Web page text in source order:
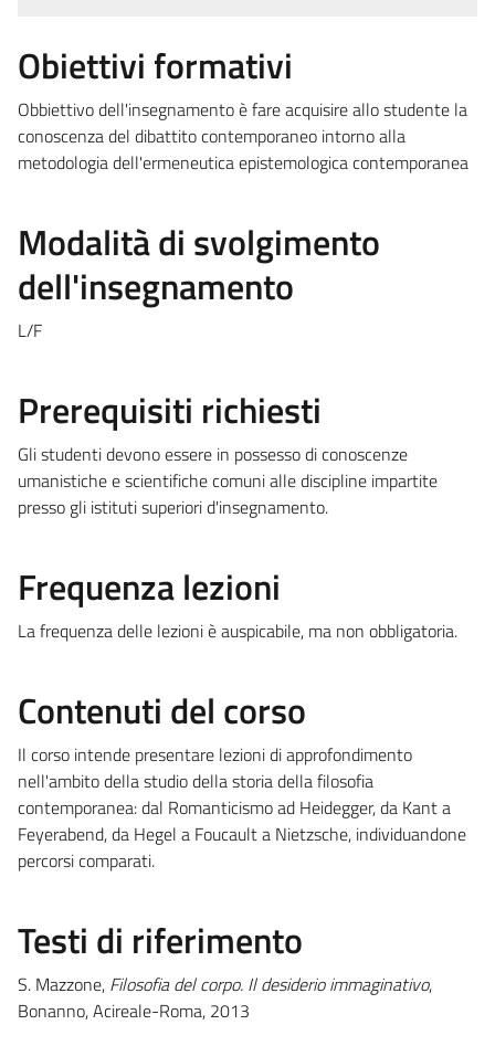
Obiettivi formativi
Obbiettivo dell'insegnamento è fare acquisire allo studente la
conoscenza del dibattito contemporaneo intorno alla
metodologia dell'ermeneutica epistemologica contemporanea
Modalità di svolgimento
dell'insegnamento
L/F
Prerequisiti richiesti
Gli studenti devono essere in possesso di conoscenze
umanistiche e scientifiche comuni alle discipline impartite
presso gli istituti superiori d'insegnamento.
Frequenza lezioni
La frequenza delle lezioni è auspicabile, ma non obbligatoria.
Contenuti del corso
Il corso intende presentare lezioni di approfondimento
nell'ambito della studio della storia della filosofia
contemporanea: dal Romanticismo ad Heidegger, da Kant a
Feyerabend, da Hegel a Foucault a Nietzsche, individuandone
percorsi comparati.
Testi di riferimento
S. Mazzone, Filosofia del corpo. Il desiderio immaginativo,
Bonanno, Acireale-Roma, 2013